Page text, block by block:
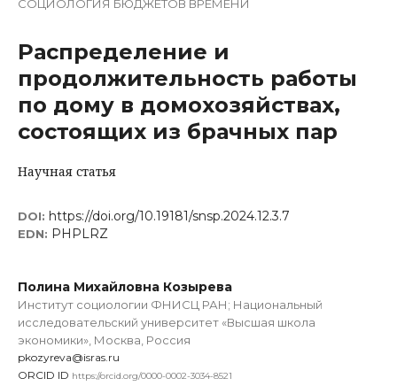
СОЦИОЛОГИЯ БЮДЖЕТОВ ВРЕМЕНИ
Распределение и
продолжительность работы
по дому в домохозяйствах,
состоящих из брачных пар
Научная статья
DOI: https://doi.org/10.19181/snsp.2024.12.3.7
EDN: PHPLRZ
Полина Михайловна Козырева
Институт социологии ФНИСЦ РАН; Национальный
исследовательский университет «Высшая школа
экономики», Москва, Россия
pkozyreva@isras.ru
ORCID ID https://orcid.org/0000-0002-3034-8521